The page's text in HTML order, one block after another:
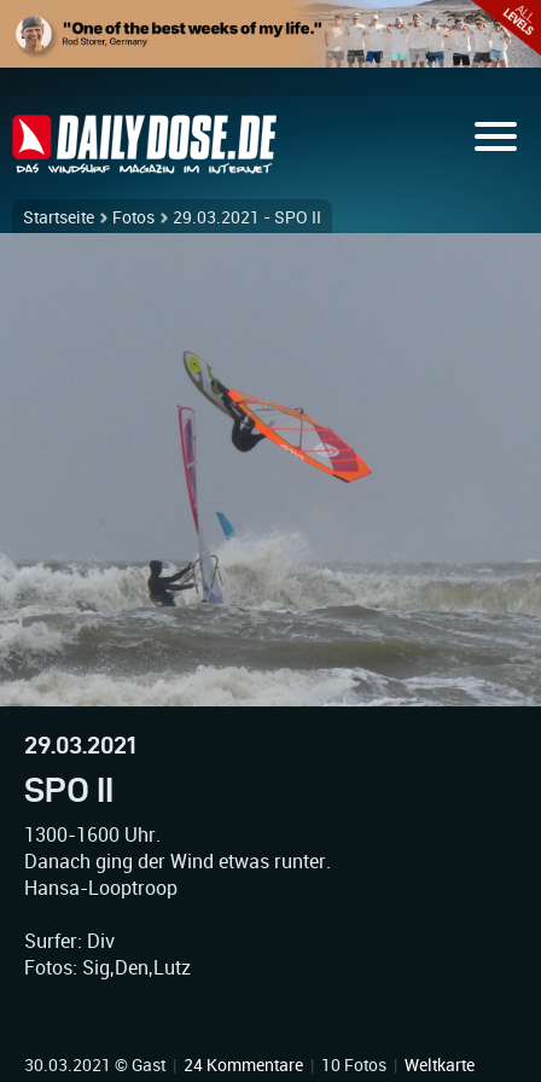
Startseite Fotos 29.03.2021 - SPO II
29.03.2021
SPO II
1300-1600 Uhr.
Danach ging der Wind etwas runter.
Hansa-Looptroop
Surfer: Div
Fotos: Sig,Den,Lutz
30.03.2021 © Gast | 24 Kommentare | 10 Fotos | Weltkarte